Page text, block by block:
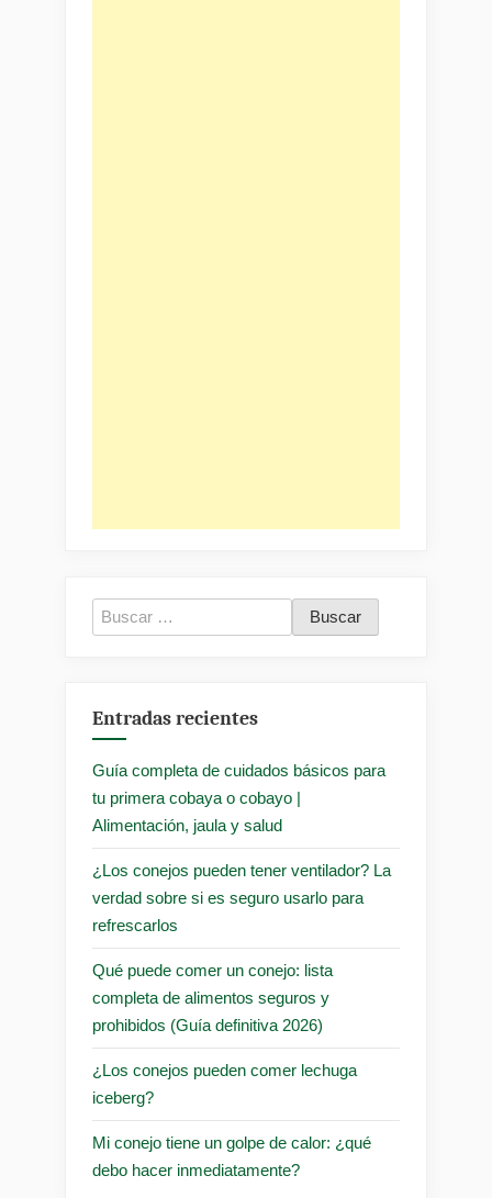
Buscar:
Entradas recientes
Guía completa de cuidados básicos para
tu primera cobaya o cobayo |
Alimentación, jaula y salud
¿Los conejos pueden tener ventilador? La
verdad sobre si es seguro usarlo para
refrescarlos
Qué puede comer un conejo: lista
completa de alimentos seguros y
prohibidos (Guía definitiva 2026)
¿Los conejos pueden comer lechuga
iceberg?
Mi conejo tiene un golpe de calor: ¿qué
debo hacer inmediatamente?